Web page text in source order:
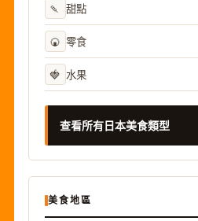
🍡 甜點
🍘 零食
🍓 水果
查看所有日本美食類型
美食地區